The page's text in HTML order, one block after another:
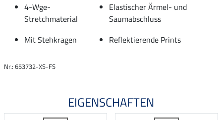
4-Wge-
Stretchmaterial
Elastischer Ärmel- und
Saumabschluss
Mit Stehkragen
Reflektierende Prints
Nr.: 653732-XS-FS
EIGENSCHAFTEN